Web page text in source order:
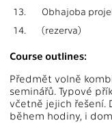
13.
Obhajoba
14.
(rezerva)
Course outlines:
Předmět volně
seminářů. Typové
včetně jejich řešení.
během hodiny, i